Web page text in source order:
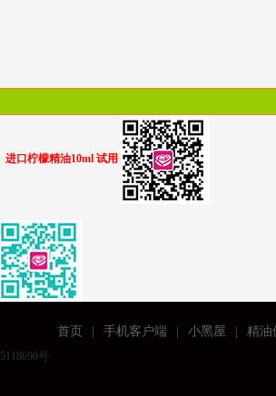
进口柠檬精油10ml 试用
首页 手机客户端 小黑屋 精油
号